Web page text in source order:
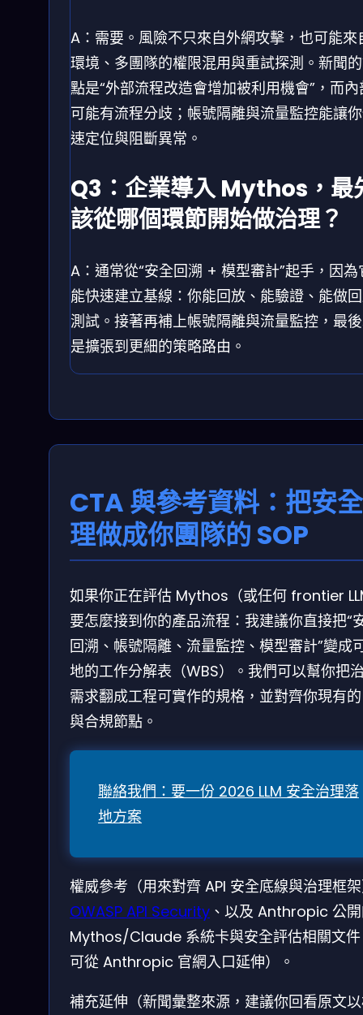
A：需要。風險不只來自外網攻擊，也可能來
環境、多團隊的權限混用與重試探測。新聞
點是“外部流程改造會增加被利用機會”，而
可能有流程分歧；帳號隔離與流量監控能讓
速定位與阻斷異常。
Q3：企業導入 Mythos，最
該從哪個環節開始做治理？
A：通常從“安全回溯 + 模型審計”起手，因為
能快速建立基線：你能回放、能驗證、能做
測試。接著再補上帳號隔離與流量監控，最
是擴張到更細的策略路由。
CTA 與參考資料：把安
理做成你團隊的 SOP
如果你正在評估 Mythos（或任何 frontier
要怎麼接到你的產品流程：我建議你直接把“
回溯、帳號隔離、流量監控、模型審計”變成
地的工作分解表（WBS）。我們可以幫你把
需求翻成工程可實作的規格，並對齊你現有
與合規節點。
聯絡我們：要一份 2026 LLM 安全治理落
地方案
權威參考（用來對齊 API 安全底線與治理框
OWASP API Security 、以及 Anthropic 公
Mythos/Claude 系統卡與安全評估相關文
可從 Anthropic 官網入口延伸）。
補充延伸（新聞彙整來源，建議你回看原文